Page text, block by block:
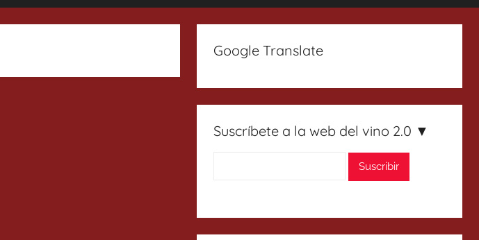
Google Translate
Suscríbete a la web del vino 2.0 ▼